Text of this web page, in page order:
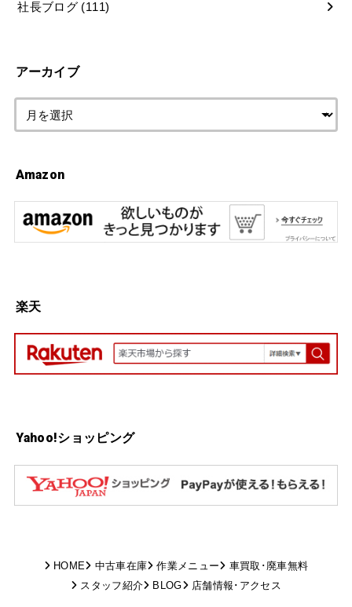
社長ブログ (111)
アーカイブ
Amazon
楽天
Yahoo!ショッピング
HOME 中古車在庫 作業メニュー
車買取･廃車無料
スタッフ紹介
BLOG 店舗情報･アクセス